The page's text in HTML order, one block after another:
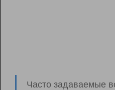
Часто задаваемые